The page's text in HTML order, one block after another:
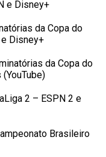
e Disney+
da Copa do
Disney+
da Copa do
2 – ESPN 2 e
Brasileiro